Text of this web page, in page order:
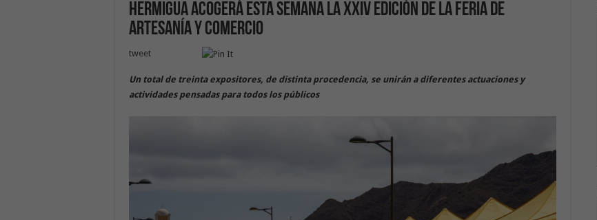
Hermigua acogerá esta semana la XXIV edición de la Feria de
Artesanía y Comercio
tweet
Un total de treinta expositores, de distinta procedencia, se unirán a diferentes actuaciones y
actividades pensadas para todos los públicos